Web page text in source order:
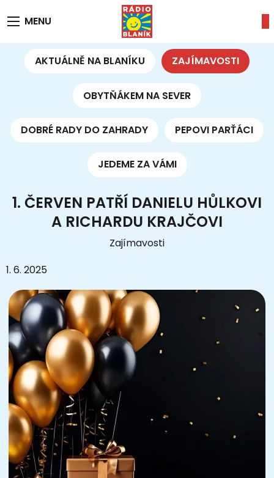
MENU
AKTUÁLNĚ NA BLANÍKU ZAJÍMAVOSTI
OBYTŇÁKEM NA SEVER
DOBRÉ RADY DO ZAHRADY PEPOVI PARŤÁCI
JEDEME ZA VÁMI
1. ČERVEN PATŘÍ DANIELU HŮLKOVI
A RICHARDU KRAJČOVI
Zajímavosti
1. 6. 2025